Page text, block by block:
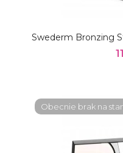
Swederm Bronzing
Obecnie brak na